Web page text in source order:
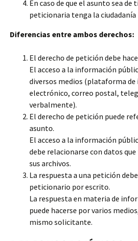
En caso de que el asunto sea
peticionaria tenga la ciudadanía
Diferencias entre ambos derechos:
El derecho de petición debe
El acceso a la información
diversos medios (plataforma
electrónico, correo postal,
verbalmente).
El derecho de petición puede
asunto.
El acceso a la información
debe relacionarse con datos
sus archivos.
La respuesta a una petición
peticionario por escrito.
La respuesta en materia de
puede hacerse por varios
mismo solicitante.